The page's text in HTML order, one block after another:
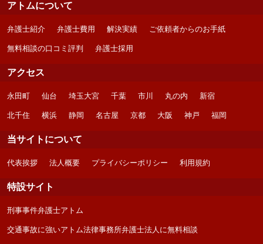
アトムについて
弁護士紹介 弁護士費用 解決実績 ご依頼者からのお手紙
無料相談の口コミ評判 弁護士採用
アクセス
永田町 仙台 埼玉大宮 千葉 市川 丸の内 新宿
北千住 横浜 静岡 名古屋 京都 大阪 神戸 福岡
当サイトについて
代表挨拶 法人概要 プライバシーポリシー 利用規約
特設サイト
刑事事件弁護士アトム
交通事故に強いアトム法律事務所弁護士法人に無料相談